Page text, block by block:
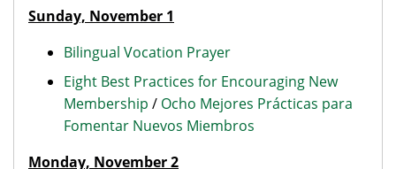
Sunday, November 1
Bilingual Vocation Prayer
Eight Best Practices for Encouraging New
Membership / Ocho Mejores Prácticas para
Fomentar Nuevos Miembros
Monday, November 2